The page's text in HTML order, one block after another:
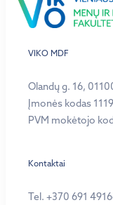
VIKO MDF
Olandų g. 16,
Įmonės kodas
PVM mokėtojo
Kontaktai
Tel. +370 691